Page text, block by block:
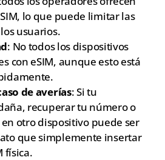
lo que puede limitar las
usuarios.
: No todos los dispositivos
con eSIM, aunque esto está
de averías: Si tu
recuperar tu número o
en otro dispositivo puede ser
que simplemente insertar
física.